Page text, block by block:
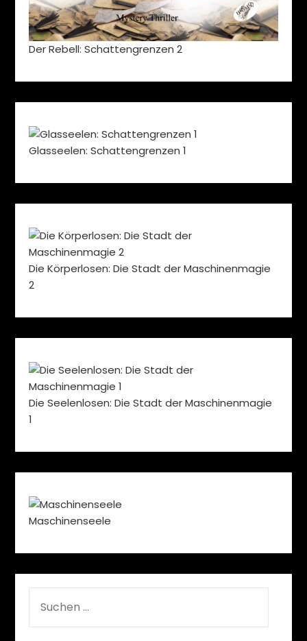
Der Rebell: Schattengrenzen 2
Glasseelen: Schattengrenzen 1
Die Körperlosen: Die Stadt der Maschinenmagie
2
Die Seelenlosen: Die Stadt der Maschinenmagie
1
Maschinenseele
NACH: